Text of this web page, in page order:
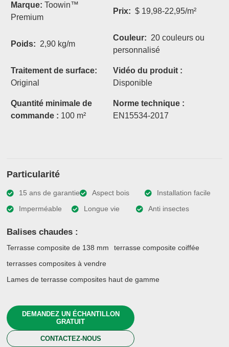
Marque:Toowin™
Premium
Prix:$ 19,98-22,95/m²
Poids: 2,90 kg/m
Couleur:20 couleurs ou
personnalisé
Traitement de surface:
Original
Vidéo du produit :
Disponible
Quantité minimale de
commande : 100 m²
Norme technique :
EN15534-2017
Particularité
15 ans de garantie Aspect bois
Installation facile
Imperméable
Longue vie Anti insectes
Balises chaudes :
Terrasse composite de 138 mm
terrasse composite coiffée
terrasses composites à vendre
Lames de terrasse composites haut de gamme
DEMANDEZ UN ÉCHANTILLON
GRATUIT
CONTACTEZ-NOUS